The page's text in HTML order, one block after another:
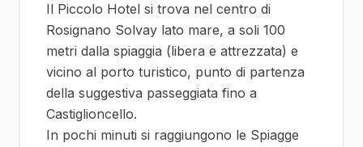
Il Piccolo Hotel si trova nel centro di
Rosignano Solvay lato mare, a soli 100
metri dalla spiaggia (libera e attrezzata) e
vicino al porto turistico, punto di partenza
della suggestiva passeggiata fino a
Castiglioncello.
In pochi minuti si raggiungono le Spiagge